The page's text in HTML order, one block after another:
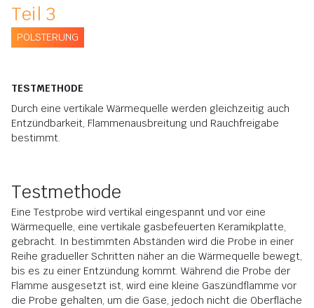
Teil 3
POLSTERUNG
TESTMETHODE
Durch eine vertikale Wärmequelle werden gleichzeitig auch
Entzündbarkeit, Flammenausbreitung und Rauchfreigabe
bestimmt.
Testmethode
Eine Testprobe wird vertikal eingespannt und vor eine
Wärmequelle, eine vertikale gasbefeuerten Keramikplatte,
gebracht. In bestimmten Abständen wird die Probe in einer
Reihe gradueller Schritten näher an die Wärmequelle bewegt,
bis es zu einer Entzündung kommt. Während die Probe der
Flamme ausgesetzt ist, wird eine kleine Gaszündflamme vor
die Probe gehalten, um die Gase, jedoch nicht die Oberfläche